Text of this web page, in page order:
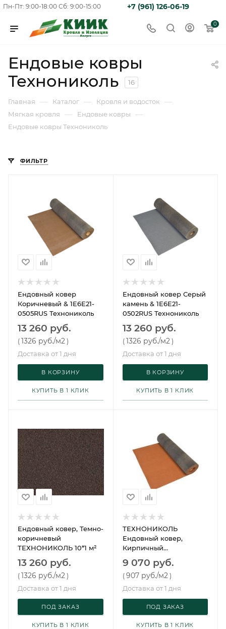
Пн-Пт: 9:00-18:00 Сб: 9:00-15:00 +7 (961) 126-06-19
0
Ендовые ковры
Технониколь
16
Главная — Каталог — Кровля и водосток —
Мягкая кровля — Ендовые ковры —
Ендовые ковры Технониколь
ФИЛЬТР
Ендовный ковер
Коричневый & 1E6E21-
0505RUS Технониколь
13 260 руб.
(1326 руб./м2 )
Доставка от 1 дня
В КОРЗИНУ
КУПИТЬ В 1 КЛИК
Ендовный ковер Серый
камень & 1E6E21-
0502RUS Технониколь
13 260 руб.
(1326 руб./м2 )
Доставка от 1 дня
В КОРЗИНУ
КУПИТЬ В 1 КЛИК
Ендовный ковер, Темно-
коричневый
ТЕХНОНИКОЛЬ 10*1 м²
13 260 руб.
(1326 руб./м2)
Доставка от 1 дня
ПОД ЗАКАЗ
КУПИТЬ В 1 КЛИК
ТЕХНОНИКОЛЬ
Ендовный ковер,
Кирпичный
ТЕХНОНИКОЛЬ 10*1 м²
9 070 руб.
(907 руб./м2 )
Доставка от 1 дня
ПОД ЗАКАЗ
КУПИТЬ В 1 КЛИК